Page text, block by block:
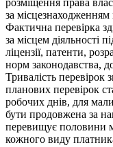
розміщення права
за
Фактична перевірка
за місцем діяльності
ліцензії, патенти,
норм законодавства,
Тривалість
планових перевірок
робочих днів, для
бути продовжена за
перевищує половини
кожного виду